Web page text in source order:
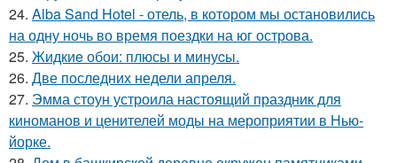
24. Alba Sand Hotel - отель, в котором мы остановились
на одну ночь во время поездки на юг острова.
25. Жидкиe обои: плюсы и минуcы.
26. Две последних недели апреля.
27. Эмма стоун устроила настоящий праздник для
киноманов и ценителей моды на мероприятии в Нью-
йорке.